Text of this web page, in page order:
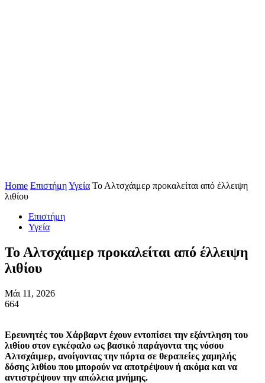
Home ΕπιστήμηΥγεία Το Αλτσχάιμερ προκαλείται από έλλειψη
λιθίου
Επιστήμη
Υγεία
Το Αλτσχάιμερ προκαλείται από έλλειψη
λιθίου
Μάι 11, 2026
664
Ερευνητές του Χάρβαρντ έχουν εντοπίσει την εξάντληση του
λιθίου στον εγκέφαλο ως βασικό παράγοντα της νόσου
Αλτσχάιμερ, ανοίγοντας την πόρτα σε θεραπείες χαμηλής
δόσης λιθίου που μπορούν να αποτρέψουν ή ακόμα και να
αντιστρέψουν την απώλεια μνήμης.